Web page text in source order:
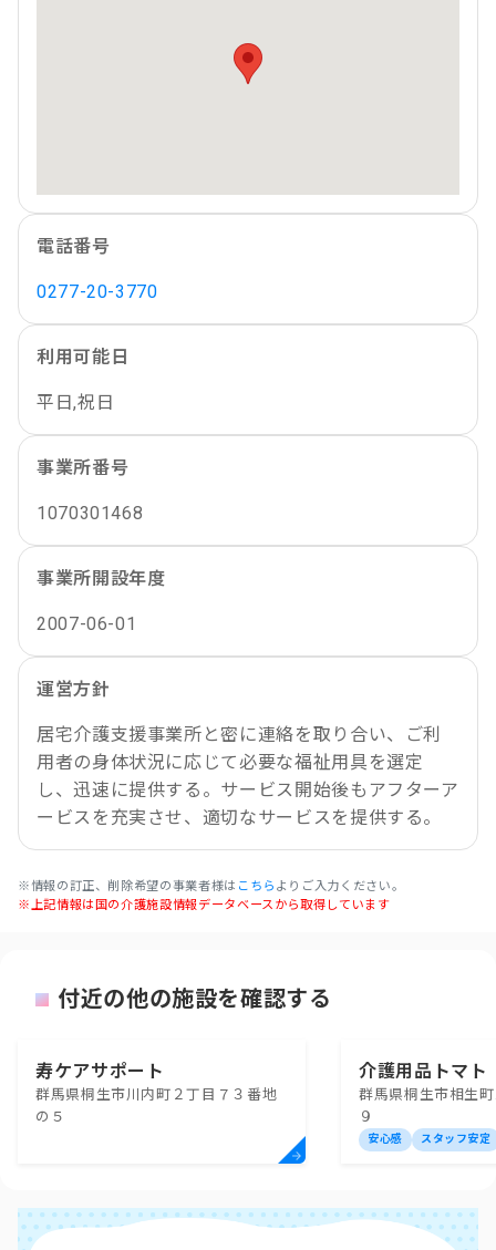
電話番号
0277-20-3770
利用可能日
平日,祝日
事業所番号
1070301468
事業所開設年度
2007-06-01
運営方針
居宅介護支援事業所と密に連絡を取り合い、ご利
用者の身体状況に応じて必要な福祉用具を選定
し、迅速に提供する。サービス開始後もアフターア
ービスを充実させ、適切なサービスを提供する。
※情報の訂正、削除希望の事業者様は こちら よりご入力ください。
※上記情報は国の介護施設情報データベースから取得しています
付近の他の施設を確認する
寿ケアサポート
群馬県桐生市川内町２丁目７３番地
の５
介護用品トマト
群馬県桐生市相生
９
安心感 スタッフ安定